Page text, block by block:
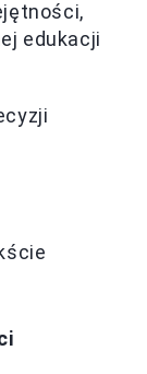
edukacji